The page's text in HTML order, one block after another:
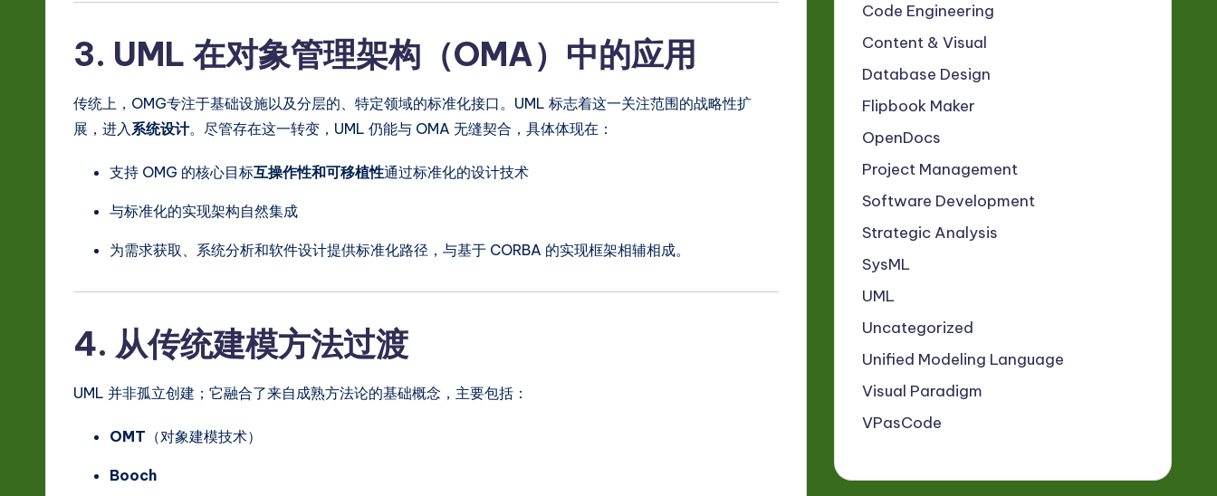
3. UML 在对象管理架构（OMA）中的应用
传统上，OMG专注于基础设施以及分层的、特定领域的标准化接口。UML 标志着这一关注范围的战略性扩
展，进入系统设计。尽管存在这一转变，UML 仍能与 OMA 无缝契合，具体体现在：
支持 OMG 的核心目标互操作性和可移植性通过标准化的设计技术
与标准化的实现架构自然集成
为需求获取、系统分析和软件设计提供标准化路径，与基于 CORBA 的实现框架相辅相成。
4. 从传统建模方法过渡
UML 并非孤立创建；它融合了来自成熟方法论的基础概念，主要包括：
OMT （对象建模技术）
Booch
Code Engineering
Content & Visual
Database Design
Flipbook Maker
OpenDocs
Project Management
Software Development
Strategic Analysis
SysML
UML
Uncategorized
Unified Modeling Language
Visual Paradigm
VPasCode